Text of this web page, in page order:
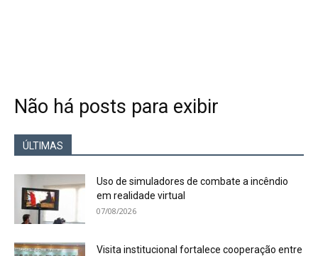
Não há posts para exibir
ÚLTIMAS
Uso de simuladores de combate a incêndio
em realidade virtual
07/08/2026
Visita institucional fortalece cooperação entre